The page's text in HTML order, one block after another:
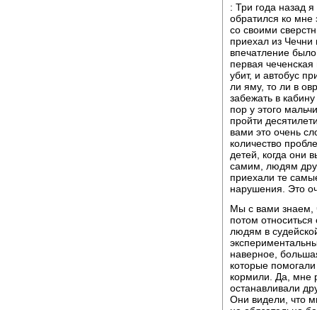
: Три года назад
обратился ко
со своими
приехал из Чечни
впечатление
первая
убит, и автобус
ли яму, то ли в
забежать в
пор у этого
пройти
вами это очень
количество
детей, когда они
самим, людям
приехали те
нарушения. Это
Мы с вами знаем,
потом
людям в
наверное,
которые
кормили. Да, мне
останавливали
Они видели, что